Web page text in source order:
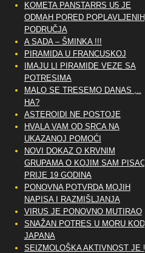
KOMETA PANSTARRS U5 JE
ODMAH PORED POPLAVLJENIH
PODRUČJA
A SADA – ŠMINKA !!!
PIRAMIDA U FRANCUSKOJ
IMAJU LI PIRAMIDE VEZE SA
POTRESIMA
MALO SE TRESEMO DANAS ,..
HA?
ASTEROIDI NE POSTOJE
HVALA VAM OD SRCA NA
UKAZANOJ POMOĆI
NOVI DOKAZ O KRVNIM
GRUPAMA O KOJIM SAM PISAO
PRIJE 19 GODINA
PONOVNA POTVRDA MOJIH
NAPISA I RAZMIŠLJANJA
VIRUS JE PONOVNO MUTIRAO
SNAŽAN POTRES U MORU KOD
JAPANA
SEIZMOLOŠKA AKTIVNOST JE U